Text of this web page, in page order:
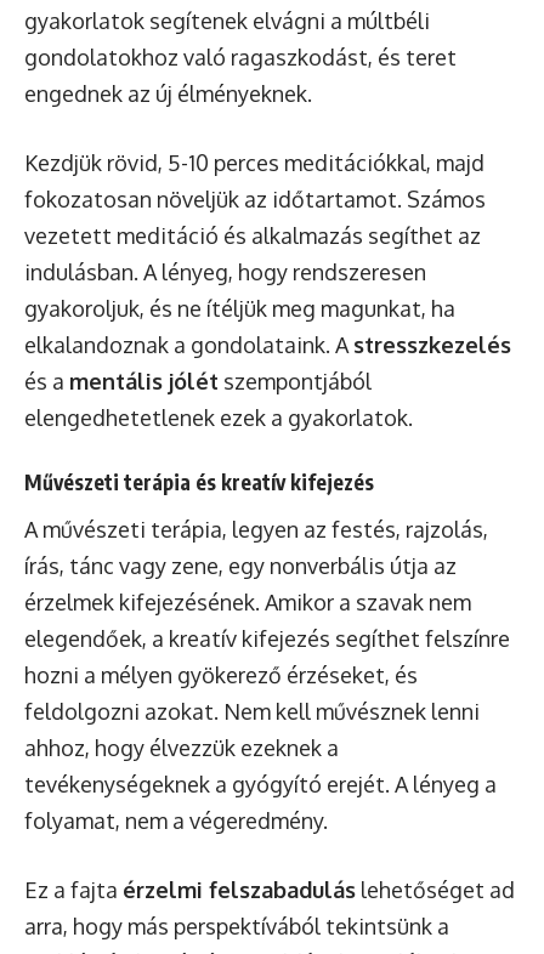
gyakorlatok segítenek elvágni a múltbéli
gondolatokhoz való ragaszkodást, és teret
engednek az új élményeknek.
Kezdjük rövid, 5-10 perces meditációkkal, majd
fokozatosan növeljük az időtartamot. Számos
vezetett meditáció és alkalmazás segíthet az
indulásban. A lényeg, hogy rendszeresen
gyakoroljuk, és ne ítéljük meg magunkat, ha
elkalandoznak a gondolataink. A stresszkezelés
és a mentális jólét szempontjából
elengedhetetlenek ezek a gyakorlatok.
Művészeti terápia és kreatív kifejezés
A művészeti terápia, legyen az festés, rajzolás,
írás, tánc vagy zene, egy nonverbális útja az
érzelmek kifejezésének. Amikor a szavak nem
elegendőek, a kreatív kifejezés segíthet felszínre
hozni a mélyen gyökerező érzéseket, és
feldolgozni azokat. Nem kell művésznek lenni
ahhoz, hogy élvezzük ezeknek a
tevékenységeknek a gyógyító erejét. A lényeg a
folyamat, nem a végeredmény.
Ez a fajta érzelmi felszabadulás lehetőséget ad
arra, hogy más perspektívából tekintsünk a